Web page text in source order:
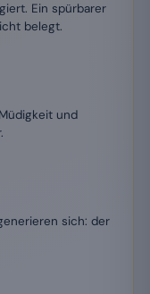
Ein spürbarer
belegt.
und
sich: der